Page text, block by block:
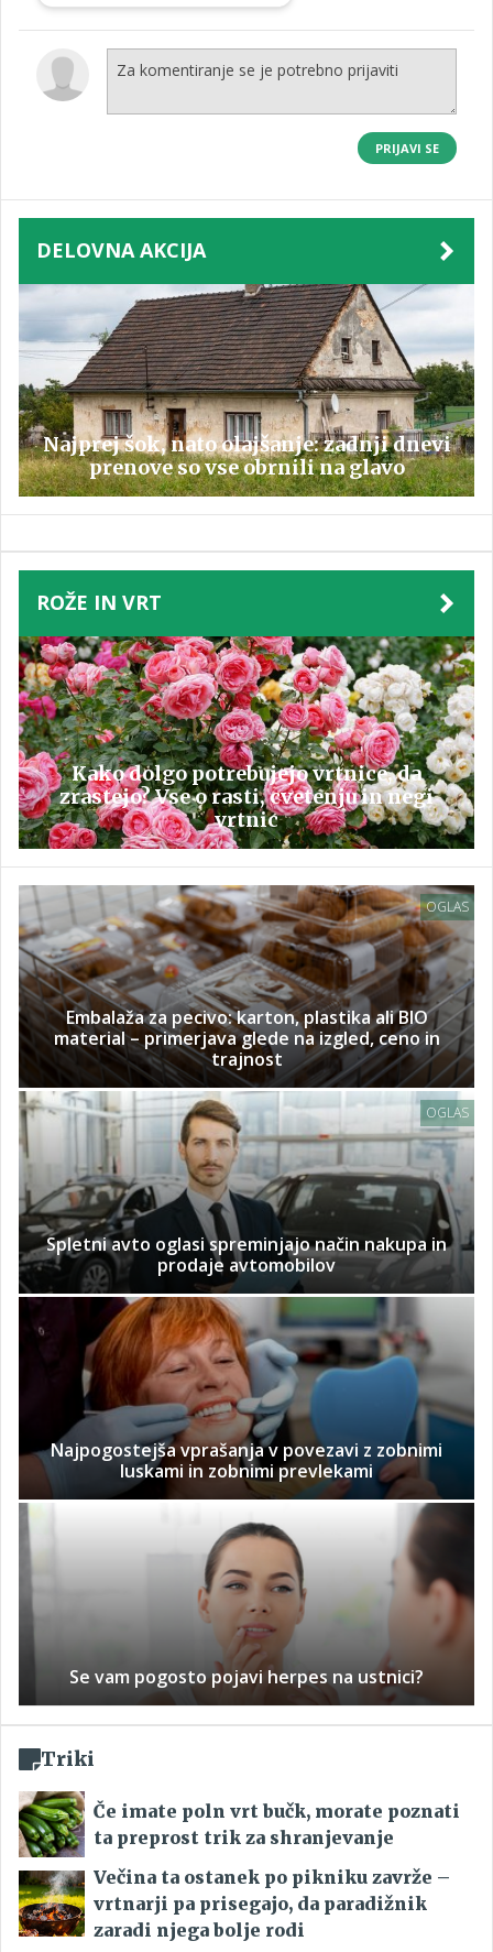
PRIJAVI SE
DELOVNA AKCIJA
Najprej šok, nato olajšanje: zadnji dnevi
prenove so vse obrnili na glavo
ROŽE IN VRT
Kako dolgo potrebujejo vrtnice, da
zrastejo? Vse o rasti, cvetenju in negi
vrtnic
OGLAS
Embalaža za pecivo: karton, plastika ali BIO
material – primerjava glede na izgled, ceno in
trajnost
OGLAS
Spletni avto oglasi spreminjajo način nakupa in
prodaje avtomobilov
Najpogostejša vprašanja v povezavi z zobnimi
luskami in zobnimi prevlekami
Se vam pogosto pojavi herpes na ustnici?
Triki
Če imate poln vrt bučk, morate poznati
ta preprost trik za shranjevanje
Večina ta ostanek po pikniku zavrže –
vrtnarji pa prisegajo, da paradižnik
zaradi njega bolje rodi